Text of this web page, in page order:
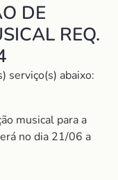
DE
REQ.
serviço(s) abaixo:
musical para a
no dia 21/06 a